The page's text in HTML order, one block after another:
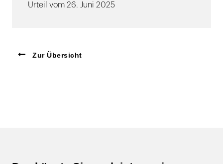
Urteil vom 26. Juni 2025
Zur Übersicht